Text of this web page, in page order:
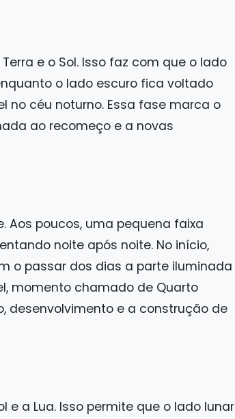
e o Sol. Isso faz com que o lado
o lado escuro fica voltado
no céu noturno. Essa fase marca o
ao recomeço e a novas
Aos poucos, uma pequena faixa
noite após noite. No início,
o passar dos dias a parte iluminada
momento chamado de Quarto
desenvolvimento e a construção de
e a Lua. Isso permite que o lado lunar